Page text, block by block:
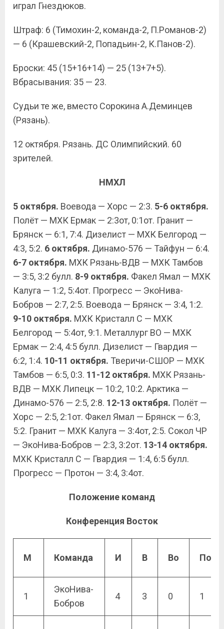
играл Гнездюков.
Штраф: 6 (Тимохин-2, команда-2, П.Романов-2)
— 6 (Крашевский-2, Попадьин-2, К.Панов-2).
Броски: 45 (15+16+14) — 25 (13+7+5).
Вбрасывания: 35 — 23.
Судьи те же, вместо Сорокина А.Деминцев
(Рязань).
12 октября. Рязань. ДС Олимпийский. 60
зрителей.
НМХЛ
5 октября. Воевода — Хорс — 2:3. 5-6 октября.
Полёт — МХК Ермак — 2:3от, 0:1от. Гранит —
Брянск — 6:1, 7:4. Дизелист — МХК Белгород —
4:3, 5:2. 6 октября. Динамо-576 — Тайфун — 6:4.
6-7 октября. МХК Рязань-ВДВ — МХК Тамбов
— 3:5, 3:2 булл. 8-9 октября. Факел Ямал — МХК
Калуга — 1:2, 5:4от. Прогресс — ЭкоНива-
Бобров — 2:7, 2:5. Воевода — Брянск — 3:4, 1:2.
9-10 октября. МХК Кристалл С — МХК
Белгород — 5:4от, 9:1. Металлург ВО — МХК
Ермак — 2:4, 4:5 булл. Дизелист — Гвардия —
6:2, 1:4. 10-11 октября. Тверичи-СШОР — МХК
Тамбов — 6:5, 0:3. 11-12 октября. МХК Рязань-
ВДВ — МХК Липецк — 10:2, 10:2. Арктика —
Динамо-576 — 2:5, 2:8. 12-13 октября. Полёт —
Хорс — 2:5, 2:1от. Факел Ямал — Брянск — 6:3,
5:2. Гранит — МХК Калуга — 3:4от, 2:5. Сокол ЧР
— ЭкоНива-Бобров — 2:3, 3:2от. 13-14 октября.
МХК Кристалл С — Гвардия — 1:4, 6:5 булл.
Прогресс — Протон — 3:4, 3:4от.
Положение команд
Конференция Восток
М Команда И В Во По
1
ЭкоНива-
Бобров
4 3 0 1